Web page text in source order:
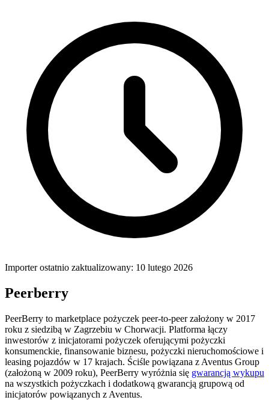
Importer ostatnio zaktualizowany: 10 lutego 2026
Peerberry
PeerBerry to marketplace pożyczek peer-to-peer założony w 2017
roku z siedzibą w Zagrzebiu w Chorwacji. Platforma łączy
inwestorów z inicjatorami pożyczek oferującymi pożyczki
konsumenckie, finansowanie biznesu, pożyczki nieruchomościowe i
leasing pojazdów w 17 krajach. Ściśle powiązana z Aventus Group
(założoną w 2009 roku), PeerBerry wyróżnia się gwarancją wykupu
na wszystkich pożyczkach i dodatkową gwarancją grupową od
inicjatorów powiązanych z Aventus.